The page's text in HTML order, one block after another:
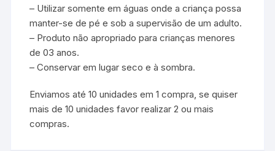
– Utilizar somente em águas onde a criança possa
manter-se de pé e sob a supervisão de um adulto.
– Produto não apropriado para crianças menores
de 03 anos.
– Conservar em lugar seco e à sombra.
Enviamos até 10 unidades em 1 compra, se quiser
mais de 10 unidades favor realizar 2 ou mais
compras.